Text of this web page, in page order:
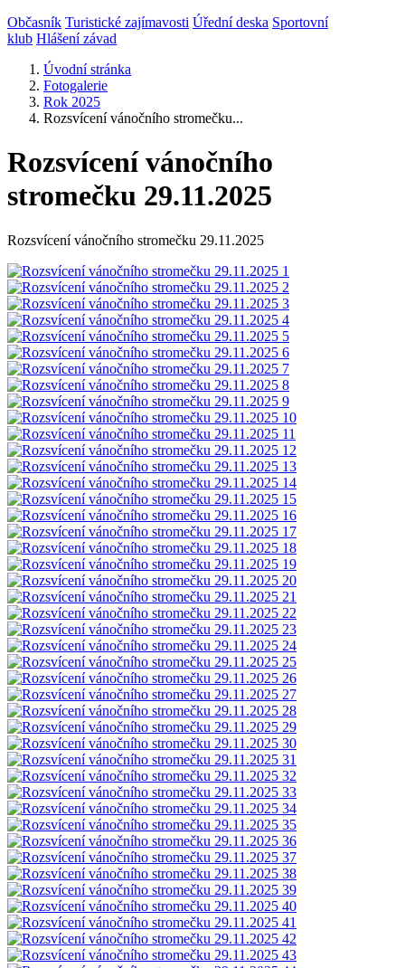
Občasník Turistické zajímavosti Úřední deska Sportovní
klub Hlášení závad
Úvodní stránka
Fotogalerie
Rok 2025
Rozsvícení vánočního stromečku...
Rozsvícení vánočního
stromečku 29.11.2025
Rozsvícení vánočního stromečku 29.11.2025